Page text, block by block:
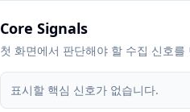
Core Signals
첫 화면에서 판단해야 할 수집 신호를
표시할 핵심 신호가 없습니다.